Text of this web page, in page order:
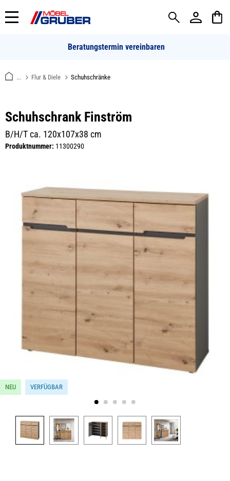
springen
Beratungstermin vereinbaren
... Flur & Diele Schuhschränke
Schuhschrank Finström
B/H/T ca. 120x107x38 cm
Produktnummer: 11300290
NEU VERFÜGBAR